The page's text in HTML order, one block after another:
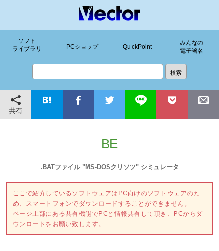
ソフト
ライブラリ
PCショップ QuickPoint
みんなの
電子署名
共有
BE
.BATファイル "MS-DOSクリソツ" シミュレータ
ここで紹介しているソフトウェアはPC向けのソフトウェアのた
め、スマートフォンでダウンロードすることができません。
ページ上部にある共有機能でPCと情報共有して頂き、PCからダ
ウンロードをお願い致します。